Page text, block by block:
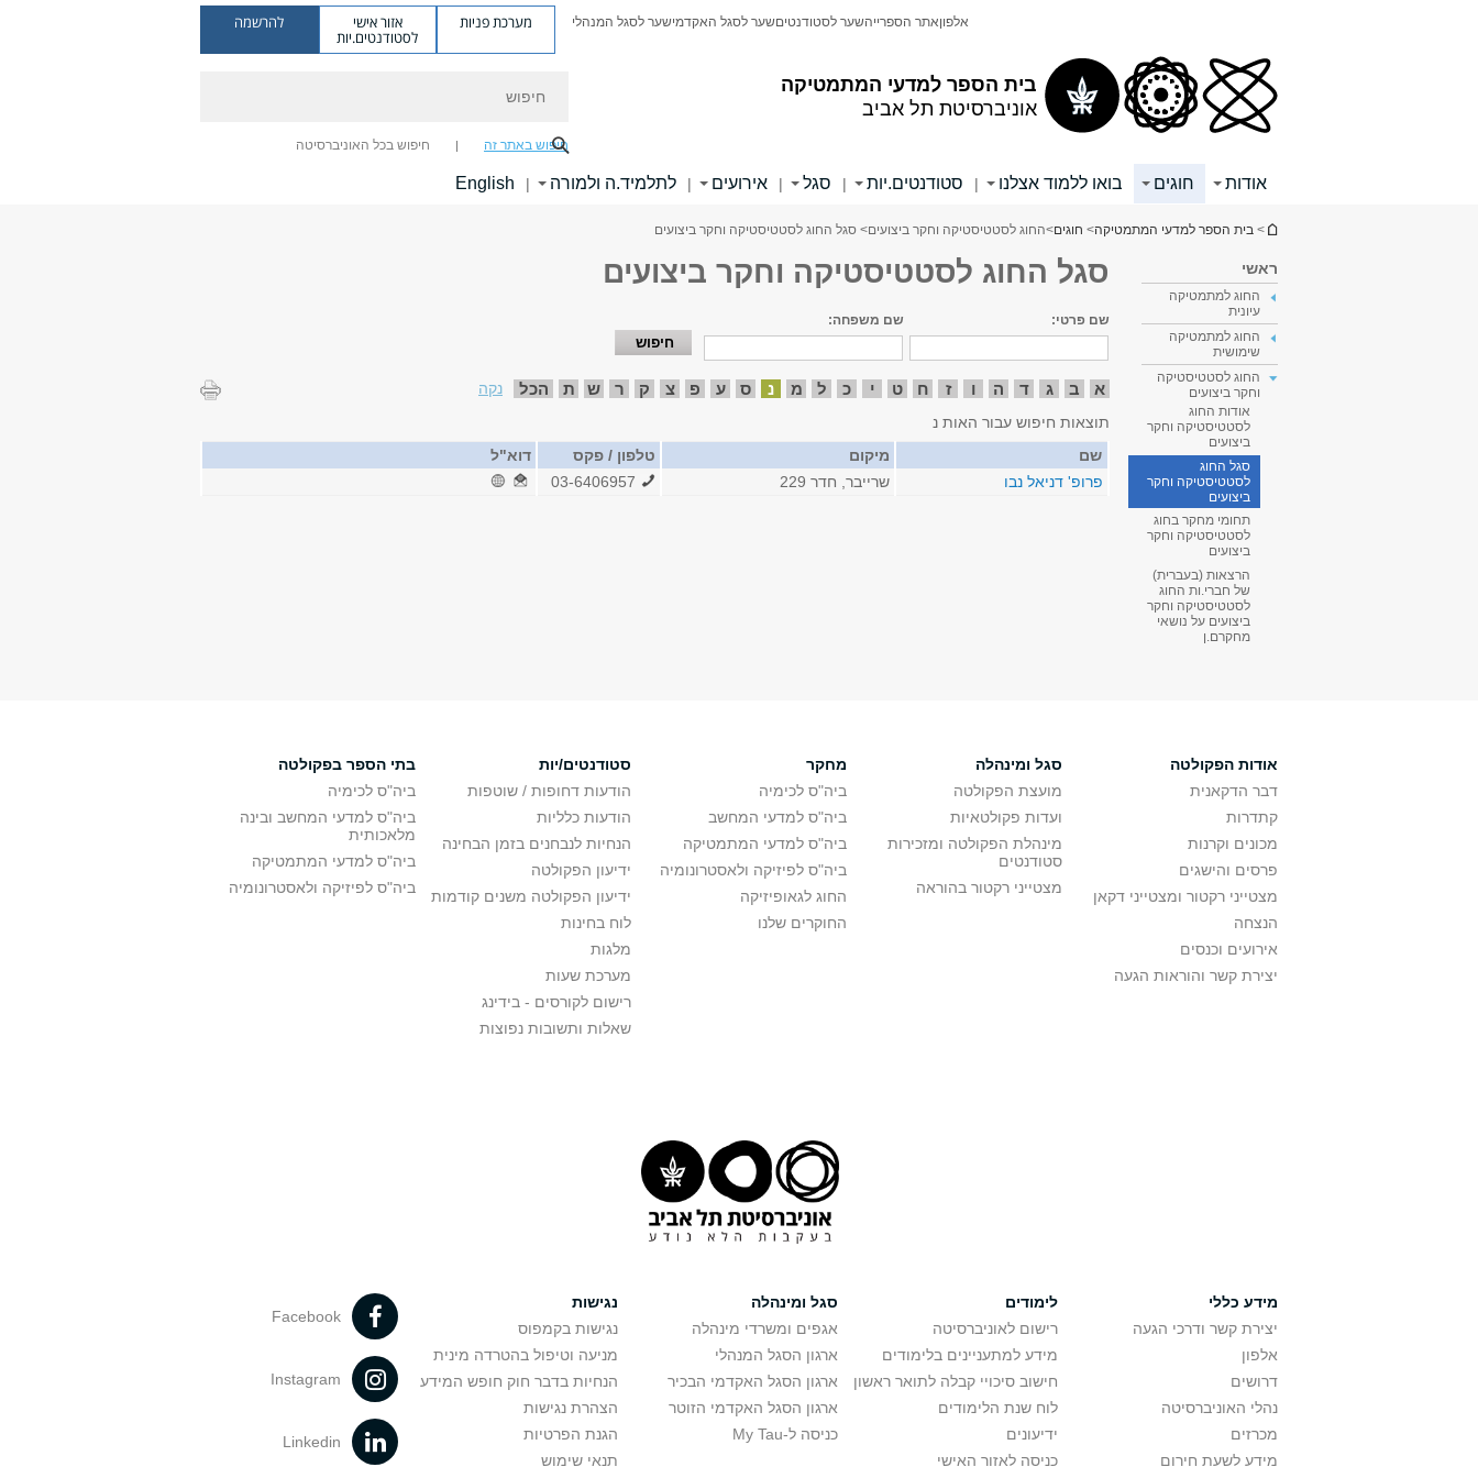
בית הספר למדעי המתמטיקה
אוניברסיטת תל אביב
אלפוןאתר הספרייהשער לסטודנטיםשער לסגל האקדמישער לסגל המנהלי מערכת פניות אזור אישי
לסטודנטים.יות
להרשמה
חיפוש באתר זה חיפוש בכל האוניברסיטה
אודות חוגים בואו ללמוד אצלנו | סטודנטים.יות | סגל | אירועים | לתלמיד.ה ולמורה |
English
הינך נמצא כאן
> בית הספר למדעי המתמטיקה> חוגים>החוג לסטטיסטיקה וחקר ביצועים> סגל החוג לסטטיסטיקה וחקר ביצועים
ראשי
החוג למתמטיקה
עיונית
החוג למתמטיקה
שימושית
החוג לסטטיסטיקה
וחקר ביצועים
אודות החוג
לסטטיסטיקה וחקר
ביצועים
סגל החוג
לסטטיסטיקה וחקר
ביצועים
תחומי מחקר בחוג
לסטטיסטיקה וחקר
ביצועים
הרצאות (בעברית)
של חברי.ות החוג
לסטטיסטיקה וחקר
ביצועים על נושאי
מחקרם.ן
סגל החוג לסטטיסטיקה וחקר ביצועים
שם פרטי: שם משפחה:
א ב ג ד ה ו ז ח ט י כ ל מ נ ס ע פ צ ק ר ש ת הכל
נקה
תוצאות חיפוש עבור האות נ
שם
מיקום טלפון / פקס
דוא"ל
פרופ' דניאל נבו
שרייבר, חדר 229
אודות הפקולטה
דבר הדקאנית
קתדרות
מכונים וקרנות
פרסים והישגים
מצטייני רקטור ומצטייני דקאן
הנצחה
אירועים וכנסים
יצירת קשר והוראות הגעה
סגל ומינהלה
מועצת הפקולטה
ועדות פקולטאיות
מינהלת הפקולטה ומזכירות
סטודנטים
מצטייני רקטור בהוראה
מחקר
ביה"ס לכימיה
ביה"ס למדעי המחשב
ביה"ס למדעי המתמטיקה
ביה"ס לפיזיקה ולאסטרונומיה
החוג לגאופיזיקה
החוקרים שלנו
סטודנטים/יות
הודעות דחופות / שוטפות
הודעות כלליות
הנחיות לנבחנים בזמן הבחינה
ידיעון הפקולטה
ידיעון הפקולטה משנים קודמות
לוח בחינות
מלגות
מערכת שעות
רישום לקורסים - בידינג
שאלות ותשובות נפוצות
בתי הספר בפקולטה
ביה"ס לכימיה
ביה"ס למדעי המחשב ובינה
מלאכותית
ביה"ס למדעי המתמטיקה
ביה"ס לפיזיקה ולאסטרונומיה
מידע כללי
יצירת קשר ודרכי הגעה
אלפון
דרושים
נהלי האוניברסיטה
מכרזים
מידע לשעת חירום
לימודים
רישום לאוניברסיטה
מידע למתעניינים בלימודים
חישוב סיכויי קבלה לתואר ראשון
לוח שנת הלימודים
ידיעונים
כניסה לאזור האישי
סגל ומינהלה
אגפים ומשרדי מינהלה
ארגון הסגל המנהלי
ארגון הסגל האקדמי הבכיר
ארגון הסגל האקדמי הזוטר
כניסה ל-My Tau
נגישות
נגישות בקמפוס
מניעה וטיפול בהטרדה מינית
הנחיות בדבר חוק חופש המידע
הצהרת נגישות
הגנת הפרטיות
תנאי שימוש
Facebook
Instagram
Linkedin